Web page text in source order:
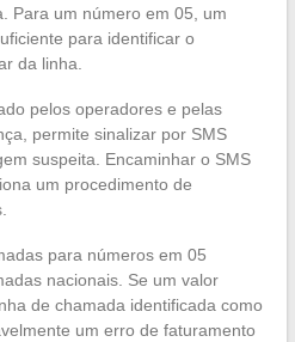
Para um número em 05, um
para identificar o
da linha.
pelos operadores e pelas
permite sinalizar por SMS
suspeita. Encaminhar o SMS
um procedimento de
para números em 05
nacionais. Se um valor
de chamada identificada como
um erro de faturamento